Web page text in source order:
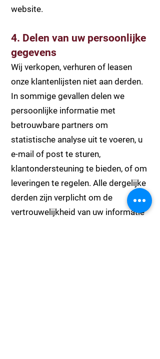
website.
4. Delen van uw persoonlijke
gegevens
Wij verkopen, verhuren of leasen
onze klantenlijsten niet aan derden.
In sommige gevallen delen we
persoonlijke informatie met
betrouwbare partners om
statistische analyse uit te voeren, u
e-mail of post te sturen,
klantondersteuning te bieden, of om
leveringen te regelen. Alle dergelijke
derden zijn verplicht om de
vertrouwelijkheid van uw informatie